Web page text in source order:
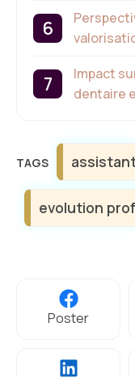
Impact
dentaire
Étiquettes
evolution
Poster